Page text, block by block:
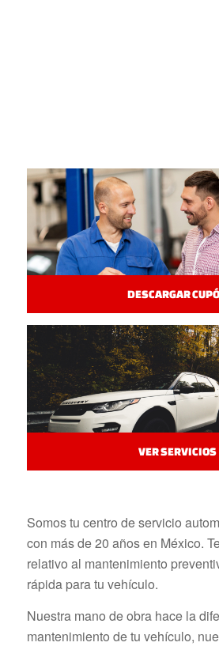
DESCARGAR
VER SERVICIOS
Somos tu centro de servicio
con más de 20 años en México.
relativo al mantenimiento
rápida para tu vehículo.
Nuestra mano de obra hace la
mantenimiento de tu vehículo,